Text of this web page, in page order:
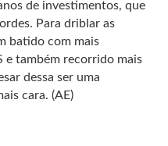
de investimentos, que
Para driblar as
batido com mais
e também recorrido mais
dessa ser uma
cara. (AE)